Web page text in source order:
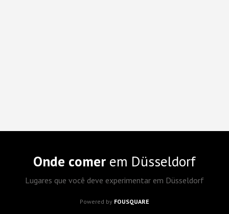
Onde comer em Düsseldorf
Lugares que você deve experimentar em Düsseldorf
Powered by FOUSQUARE